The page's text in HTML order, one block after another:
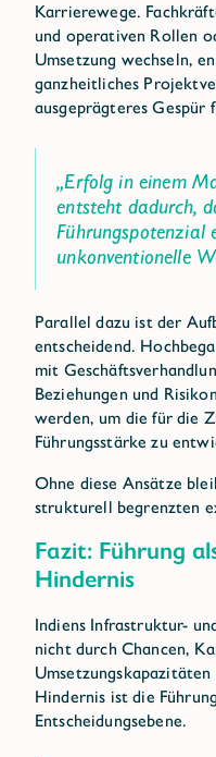
Karrierewege.
und operativen Rollen
Umsetzung wechseln,
ganzheitliches
ausgeprägteres Gespür
„Erfolg in einem
entsteht dadurch,
Führungspotenzial
unkonventionelle
Parallel dazu ist der
entscheidend.
mit
Beziehungen und
werden, um die für die
Führungsstärke zu
Ohne diese Ansätze
strukturell begrenzten
Fazit: Führung
Hindernis
Indiens Infrastruktur-
nicht durch Chancen,
Hindernis ist die
Entscheidungsebene.